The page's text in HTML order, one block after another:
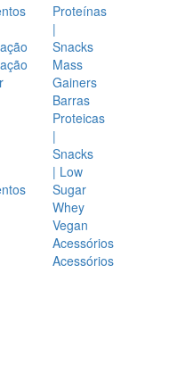
Proteínas
|
Snacks
Mass
Gainers
Barras
Proteicas
|
Snacks
| Low
Sugar
Whey
Vegan
Acessórios
Acessórios